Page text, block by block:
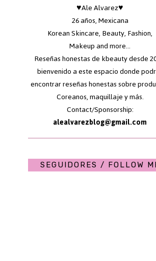
♥Ale Alvarez♥
26 años, Mexicana
Korean Skincare, Beauty, Fashion,
Makeup and more...
Reseñas honestas de kbeauty desde
bienvenido a este espacio donde
encontrar reseñas honestas sobre
Coreanos, maquillaje y más.
Contact/Sponsorship:
alealvarezblog@gmail.com
SEGUIDORES / FOLLOW